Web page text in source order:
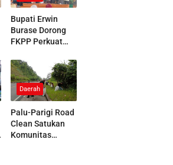
Bupati Erwin
Burase Dorong
FKPP Perkuat
Membangun
Generasi
Berkarakter
Daerah
Palu-Parigi Road
Clean Satukan
Komunitas